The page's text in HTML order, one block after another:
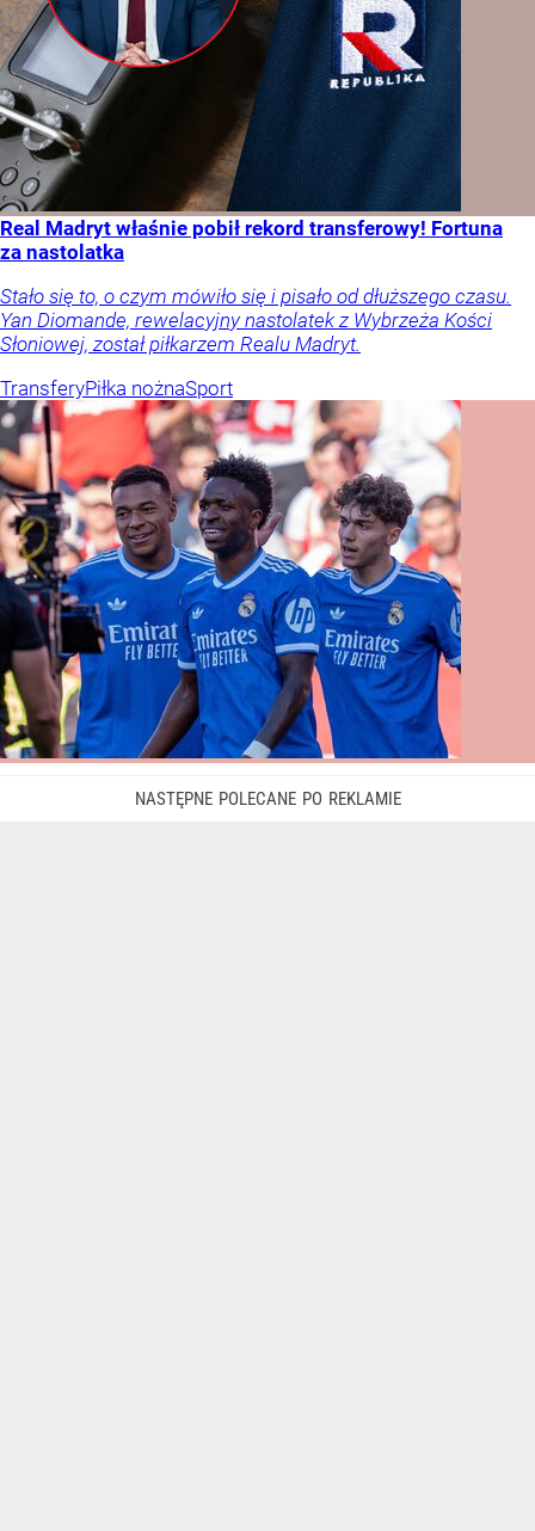
Real Madryt właśnie pobił rekord transferowy! Fortuna
za nastolatka
Stało się to, o czym mówiło się i pisało od dłuższego czasu.
Yan Diomande, rewelacyjny nastolatek z Wybrzeża Kości
Słoniowej, został piłkarzem Realu Madryt.
TransferyPiłka nożnaSport